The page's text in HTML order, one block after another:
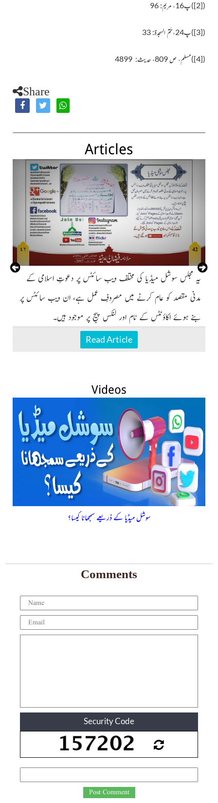
(
[2]
)پ16، مریم: 96
(
[3]
)پ24،حٰمٓ السجدۃ: 33
(
[4]
)مسلم، ص 809، حدیث: 4899
Share
Articles
یہ مجلس سوشل میڈیا کی مختلف ویب سائٹس پر دعوتِ اسلامی کے
مدنی مقصد کو عام کرنے میں مصروفِ عمل ہے، ان ویب سائٹس پر
بنے ہوئے اکاؤنٹس کے نام اور لنکس پیج پر موجود ہیں۔
Read Article
Videos
سوشل میڈیا کے ذریعے سمجھانا کیسا؟
Comments
Security Code
Post Comment